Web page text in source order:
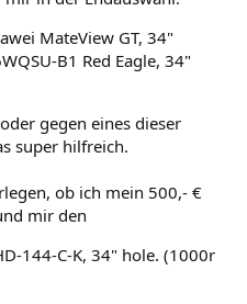
MateView GT, 34"
B1 Red Eagle, 34"
gegen eines dieser
super hilfreich.
ob ich mein 500,- €
mir den
144-C-K, 34" hole. (1000r